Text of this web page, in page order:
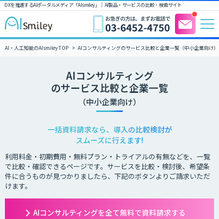
DXを推進するAIポータルメディア「AIsmiley」｜ AI製品・サービスの比較・検索サイト
AI・人工知能のAIsmiley TOP AIコンサルティングのサービス比較と企業一覧（中小企業向け）
AIコンサルティング
のサービス比較と企業一覧
（中小企業向け）
一括資料請求なら、導入の比較検討が
スムーズに行えます!
利用料金・初期費用・無料プラン・トライアルの有無などを、一覧
で比較・確認できるページです。サービスを比較・検討後、希望条
件に合うものが見つかりましたら、下記のボタンよりご請求いただ
けます。
AIコンサルティングを全て無料で資料請求する